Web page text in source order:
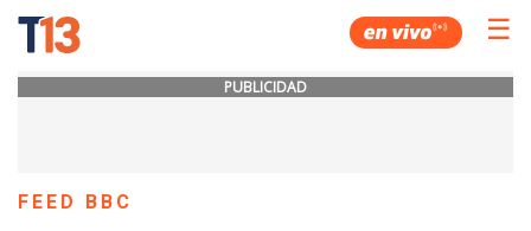
☰
PUBLICIDAD
FEED BBC